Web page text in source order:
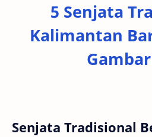
5 Senjata
Kalimantan
Senjata Tradisional